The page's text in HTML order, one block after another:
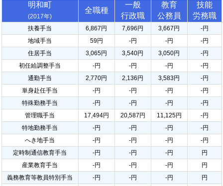
明和町
(2017年)
全職種
一般
行政職
教育
公務員
技能
労務職
扶養手当 6,867円 7,696円 3,667円
-円
地域手当
59円 -円 -円
-円
住居手当
3,065円 3,540円 3,050円
-円
初任給調整手当
-円 -円 -円
-円
通勤手当
2,770円 2,136円 3,583円
-円
単身赴任手当
-円 -円 -円
-円
特殊勤務手当
-円 -円 -円
-円
管理職手当
17,494円 20,587円 11,125円
-円
特地勤務手当
-円 -円 -円
-円
へき地手当
-円 -円 -円
-円
定時制通信教育手当
-円 -円 -円
円
産業教育手当
-円 -円 -円
円
義務教育等教員特別手当
-円 -円 -円
円